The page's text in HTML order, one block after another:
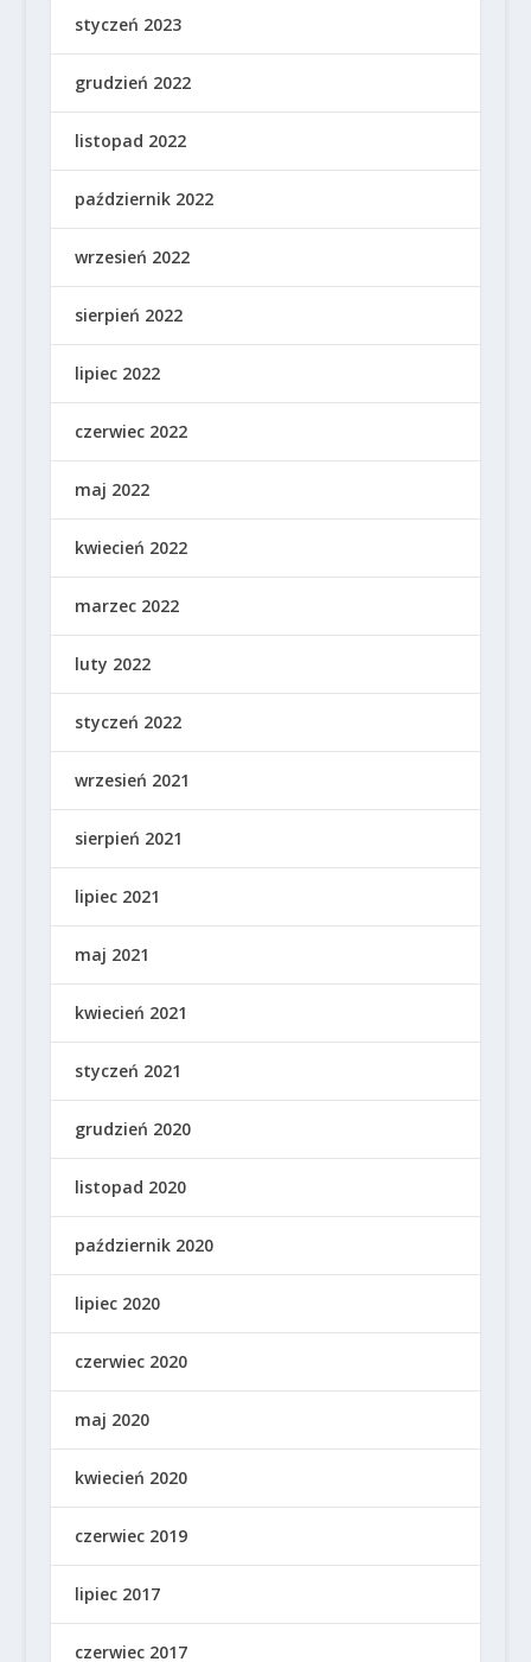
styczeń 2023
grudzień 2022
listopad 2022
październik 2022
wrzesień 2022
sierpień 2022
lipiec 2022
czerwiec 2022
maj 2022
kwiecień 2022
marzec 2022
luty 2022
styczeń 2022
wrzesień 2021
sierpień 2021
lipiec 2021
maj 2021
kwiecień 2021
styczeń 2021
grudzień 2020
listopad 2020
październik 2020
lipiec 2020
czerwiec 2020
maj 2020
kwiecień 2020
czerwiec 2019
lipiec 2017
czerwiec 2017